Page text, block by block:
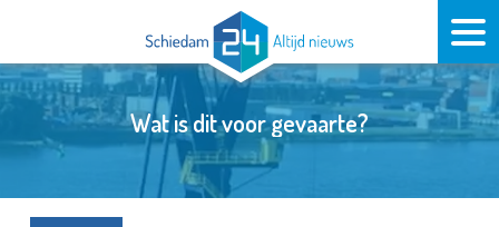
Wat is dit voor gevaarte?